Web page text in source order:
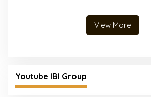
View More
Youtube IBI Group